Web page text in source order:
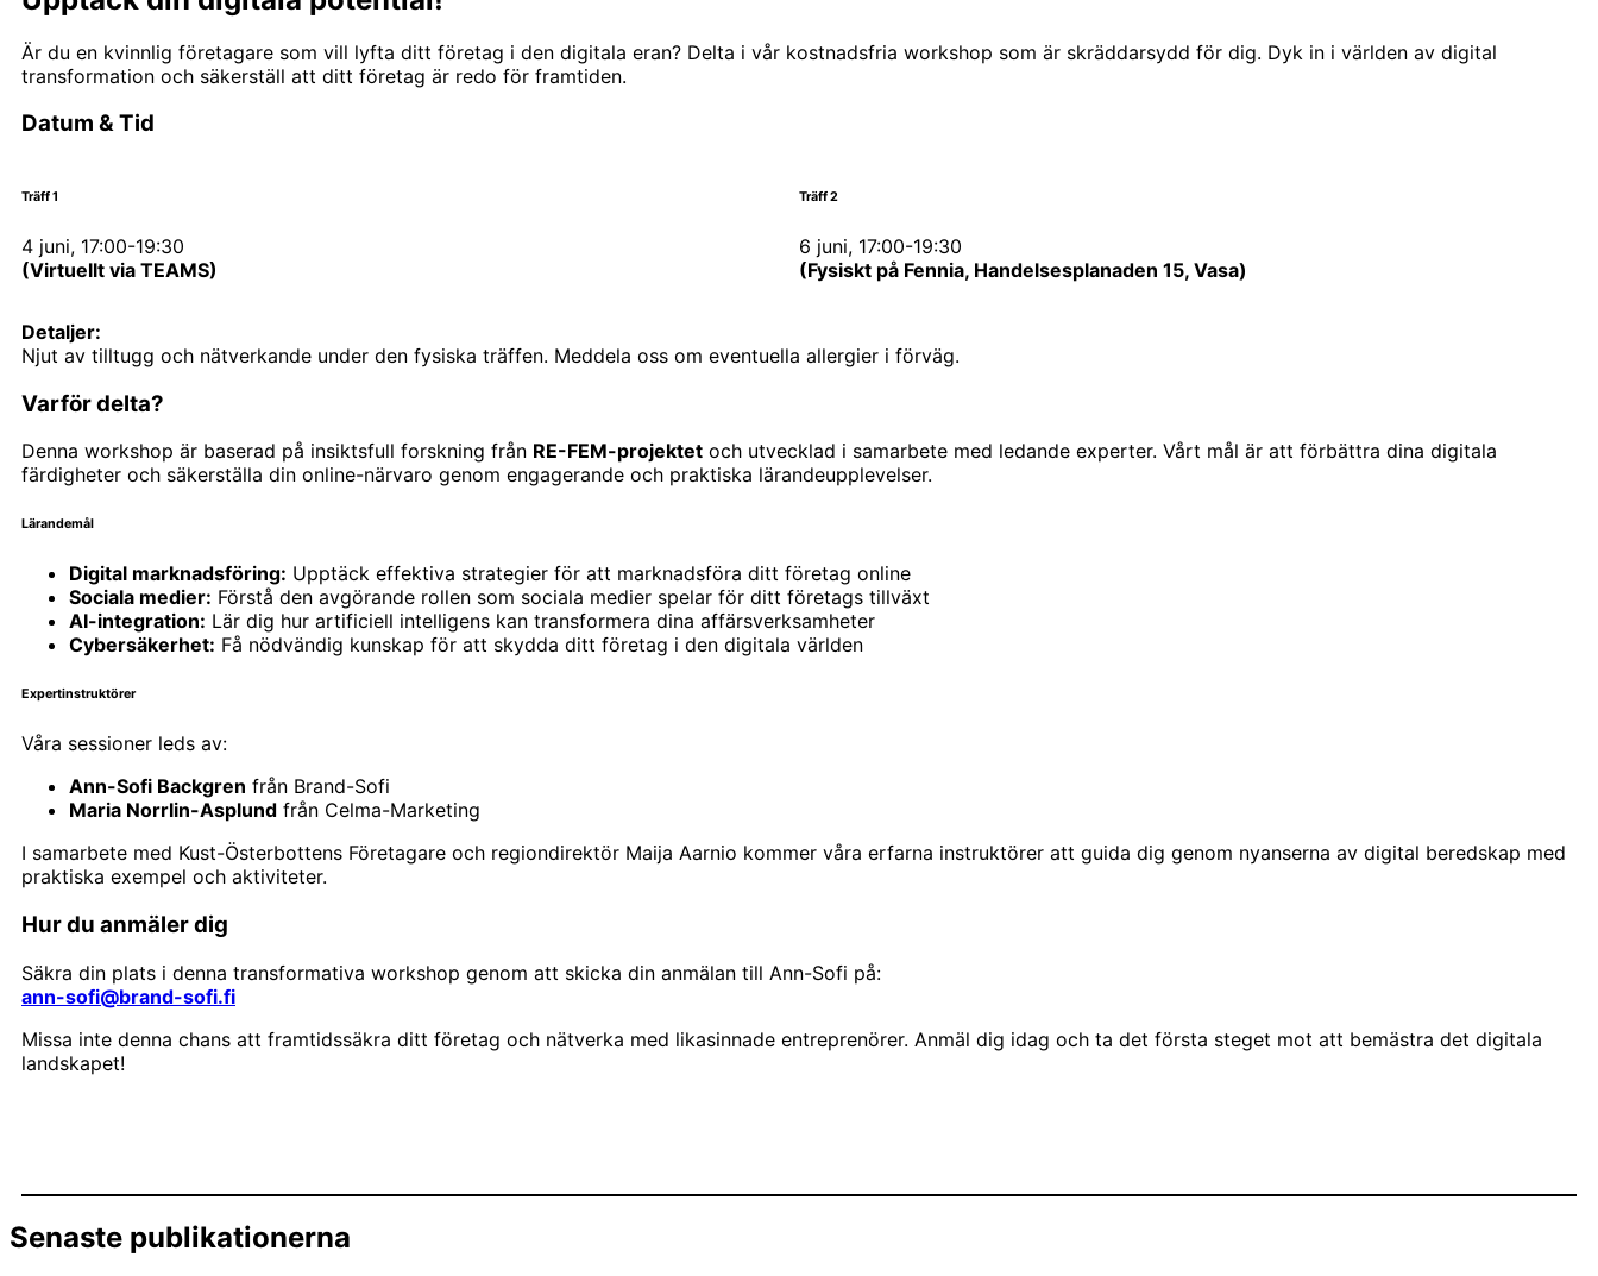
Är du en kvinnlig företagare som vill lyfta ditt företag i den digitala eran? Delta i vår kostnadsfria workshop som är skräddarsydd för dig. Dyk in i världen av digital
transformation och säkerställ att ditt företag är redo för framtiden.
Datum & Tid
Träff 1
4 juni, 17:00-19:30
(Virtuellt via TEAMS)
Träff 2
6 juni, 17:00-19:30
(Fysiskt på Fennia, Handelsesplanaden 15, Vasa)
Detaljer:
Njut av tilltugg och nätverkande under den fysiska träffen. Meddela oss om eventuella allergier i förväg.
Varför delta?
Denna workshop är baserad på insiktsfull forskning från RE-FEM-projektet och utvecklad i samarbete med ledande experter. Vårt mål är att förbättra dina digitala
färdigheter och säkerställa din online-närvaro genom engagerande och praktiska lärandeupplevelser.
Lärandemål
Digital marknadsföring: Upptäck effektiva strategier för att marknadsföra ditt företag online
Sociala medier: Förstå den avgörande rollen som sociala medier spelar för ditt företags tillväxt
AI-integration: Lär dig hur artificiell intelligens kan transformera dina affärsverksamheter
Cybersäkerhet: Få nödvändig kunskap för att skydda ditt företag i den digitala världen
Expertinstruktörer
Våra sessioner leds av:
Ann-Sofi Backgren från Brand-Sofi
Maria Norrlin-Asplund från Celma-Marketing
I samarbete med Kust-Österbottens Företagare och regiondirektör Maija Aarnio kommer våra erfarna instruktörer att guida dig genom nyanserna av digital beredskap med
praktiska exempel och aktiviteter.
Hur du anmäler dig
Säkra din plats i denna transformativa workshop genom att skicka din anmälan till Ann-Sofi på:
ann-sofi@brand-sofi.fi
Missa inte denna chans att framtidssäkra ditt företag och nätverka med likasinnade entreprenörer. Anmäl dig idag och ta det första steget mot att bemästra det digitala
landskapet!
Senaste publikationerna